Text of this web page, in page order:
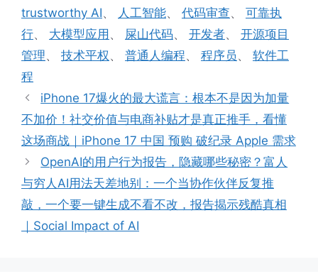
trustworthy AI、 人工智能、 代码审查、 可靠执
行、 大模型应用 、 屎山代码、 开发者、 开源项目
管理、 技术平权 、 普通人编程、 程序员 、 软件工
程
iPhone 17爆火的最大谎言：根本不是因为加量
不加价！社交价值与电商补贴才是真正推手，看懂
这场商战｜iPhone 17 中国 预购 破纪录 Apple 需求
OpenAI的用户行为报告，隐藏哪些秘密？富人
与穷人AI用法天差地别：一个当协作伙伴反复推
敲，一个要一键生成不看不改，报告揭示残酷真相
｜Social Impact of AI